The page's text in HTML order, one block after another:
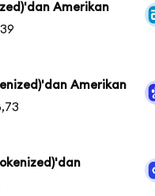
Amerikan
Amerikan